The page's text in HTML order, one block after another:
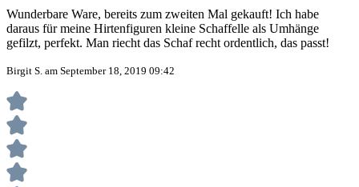
Wunderbare Ware, bereits zum zweiten Mal gekauft! Ich habe
daraus für meine Hirtenfiguren kleine Schaffelle als Umhänge
gefilzt, perfekt. Man riecht das Schaf recht ordentlich, das passt!
Birgit S. am September 18, 2019 09:42